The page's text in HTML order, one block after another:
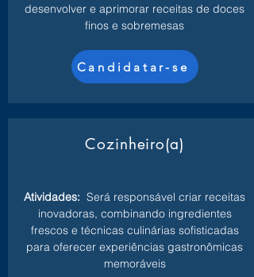
desenvolver e aprimorar receitas de doces
finos e sobremesas
Candidatar-se
Cozinheiro(a)
Atividades: Será responsável criar receitas
inovadoras, combinando ingredientes
frescos e técnicas culinárias sofisticadas
para oferecer experiências gastronômicas
memoráveis